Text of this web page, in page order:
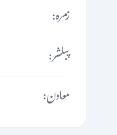
زمرہ:
پبلشر:
معاون: